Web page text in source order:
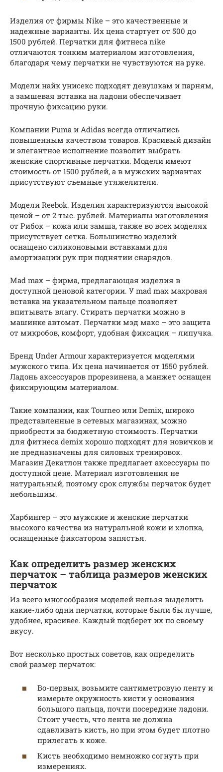
Изделия от фирмы Nike – это качественные и
надежные варианты. Их цена стартует от 500 до
1500 рублей. Перчатки для фитнеса nike
отличаются тонким материалом изготовления,
благодаря чему перчатки не чувствуются на руке.
Модели найк унисекс подходят девушкам и парням,
а замшевая вставка на ладони обеспечивает
прочную фиксацию руки.
Компании Puma и Adidas всегда отличались
повышенным качеством товаров. Красивый дизайн
и элегантное исполнение позволит выбрать
женские спортивные перчатки. Модели имеют
стоимость от 1500 рублей, а в мужских вариантах
присутствуют съемные утяжелители.
Модели Reebok. Изделия характеризуются высокой
ценой – от 2 тыс. рублей. Материалы изготовления
от Рибок – кожа или замша, также во всех моделях
присутствует сетка. Большинство изделий
оснащено силиконовыми вставками для
амортизации рук при поднятии снарядов.
Mad max – фирма, предлагающая изделия в
доступной ценовой категории. У mad max махровая
вставка на указательном пальце позволяет
впитывать влагу. Стирать перчатки можно в
машинке автомат. Перчатки мэд макс – это защита
от микробов, комфорт, удобная фиксация – липучка.
Бренд Under Armour характеризуется моделями
мужского типа. Их цена начинается от 1550 рублей.
Ладонь аксессуаров прорезинена, а манжет оснащен
фиксирующим материалом.
Такие компании, как Tourneo или Demix, широко
представленные в сетевых магазинах, можно
приобрести за бюджетную стоимость. Перчатки
для фитнеса demix хорошо подходят для новичков и
не предназначены для силовых тренировок.
Магазин Декатлон также предлагает аксессуары по
доступной цене. Материал изготовления не
натуральный, поэтому срок службы перчаток будет
небольшим.
Харбингер – это мужские и женские перчатки
высокого качества из натуральной кожи и хлопка,
оснащенные фиксатором запястья.
Как определить размер женских
перчаток – таблица размеров женских
перчаток
Из всего многообразия моделей нельзя выделить
какие-либо одни перчатки, которые были бы лучше,
удобнее, красивее. Каждый подберет их по своему
вкусу.
Вот несколько простых советов, как определить
свой размер перчаток:
Во-первых, возьмите сантиметровую ленту и
измерьте окружность кисти у основания
большого пальца, почти посередине ладони.
Стоит учесть, что лента не должна
сдавливать кисть, но при этом будет плотно
прилегать к коже.
Кисть необходимо немножко согнуть при
измерениях.